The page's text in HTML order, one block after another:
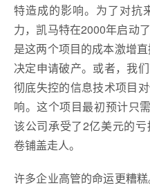
特造成的影响。为了对抗
力，凯马特在2000年启动
是这两个项目的成本激增
决定申请破产。或者，我
彻底失控的信息技术项目
响。这个项目最初预计只
该公司承受了2亿美元的
卷铺盖走人。
许多企业高管的命运更糟